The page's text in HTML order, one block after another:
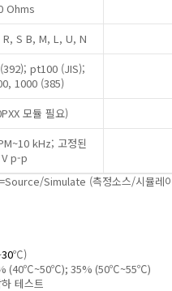
Ohms
S B, M, L, U, N
pt100 (JIS);
1000 (385)
모듈 필요)
kHz; 고정된
p-p
=Source/Simulate (측정소스/시뮬레
30℃)
(40℃~50℃); 35% (50℃~55℃)
테스트